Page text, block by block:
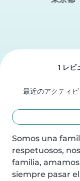
1 レビ
最近のアクティビ
Somos una
respetuosos,
familia,
siempre pasar